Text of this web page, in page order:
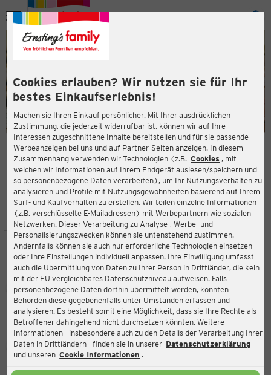
Cookies erlauben? Wir nutzen sie für Ihr
bestes Einkaufserlebnis!
Machen sie Ihren Einkauf persönlicher. Mit Ihrer ausdrücklichen
Zustimmung, die jederzeit widerrufbar ist, können wir auf Ihre
Interessen zugeschnittene Inhalte bereitstellen und für sie passende
Werbeanzeigen bei uns und auf Partner-Seiten anzeigen. In diesem
Zusammenhang verwenden wir Technologien (z.B. Cookies , mit
welchen wir Informationen auf Ihrem Endgerät auslesen/speichern und
so personenbezogene Daten verarbeiten), um Ihr Nutzungsverhalten zu
analysieren und Profile mit Nutzungsgewohnheiten basierend auf Ihrem
Surf- und Kaufverhalten zu erstellen. Wir teilen einzelne Informationen
(z.B. verschlüsselte E-Mailadressen) mit Werbepartnern wie sozialen
Netzwerken. Dieser Verarbeitung zu Analyse-, Werbe- und
Personalisierungszwecken können sie untenstehend zustimmen.
Andernfalls können sie auch nur erforderliche Technologien einsetzen
oder Ihre Einstellungen individuell anpassen. Ihre Einwilligung umfasst
auch die Übermittlung von Daten zu Ihrer Person in Drittländer, die kein
mit der EU vergleichbares Datenschutzniveau aufweisen. Falls
personenbezogene Daten dorthin übermittelt werden, könnten
Behörden diese gegebenenfalls unter Umständen erfassen und
analysieren. Es besteht somit eine Möglichkeit, dass sie Ihre Rechte als
Betroffener dahingehend nicht durchsetzen könnten. Weitere
Informationen - insbesondere auch zu den Details der Verarbeitung Ihrer
Daten in Drittländern - finden sie in unserer Datenschutzerklärung
und unseren Cookie Informationen .
Menü
ERNSTING'S FAMILY FILIALE
Marktstraße 16
72108 Rottenburg am Neckar
3,8
Bewertung:
STANDORT SERVICES SORTIMENT AKTIONEN
Ernsting's family
Marktstraße 16, 72108 Rottenburg am Neckar
Aktuell:
Geöffnet